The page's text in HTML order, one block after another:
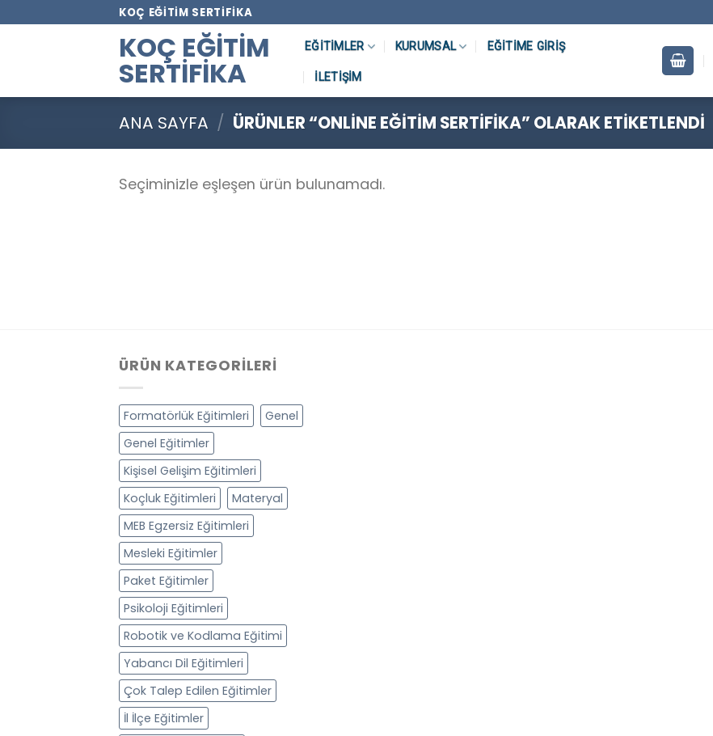
KOÇ EĞITIM SERTIFIKA
KOÇ EĞITIM
SERTIFIKA
EĞITIMLER KURUMSAL EĞITIME GIRIŞ
İLETIŞIM
ANA SAYFA / ÜRÜNLER “ONLINE EĞITIM SERTIFIKA” OLARAK ETIKETLENDI
Seçiminizle eşleşen ürün bulunamadı.
ÜRÜN KATEGORILERI
Formatörlük Eğitimleri
Genel
Genel Eğitimler
Kişisel Gelişim Eğitimleri
Koçluk Eğitimleri
Materyal
MEB Egzersiz Eğitimleri
Mesleki Eğitimler
Paket Eğitimler
Psikoloji Eğitimleri
Robotik ve Kodlama Eğitimi
Yabancı Dil Eğitimleri
Çok Talep Edilen Eğitimler
İl İlçe Eğitimler